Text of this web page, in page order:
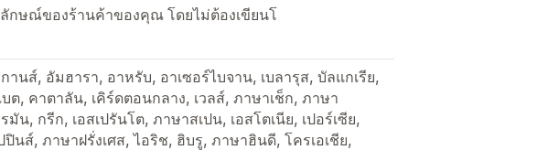
กษณ์ของร้านค้าของคุณ โดยไม่ต้องเขียนโ
นส์, อัมฮารา, อาหรับ, อาเซอร์ไบจาน, เบลารุส, บัลแกเรีย,
ต, คาตาลัน, เคิร์ดตอนกลาง, เวลส์, ภาษาเช็ก, ภาษา
มัน, กรีก, เอสเปรันโต, ภาษาสเปน, เอสโตเนีย, เปอร์เซีย,
ส์, ภาษาฝรั่งเศส, ไอริช, ฮิบรู, ภาษาฮินดี, โครเอเชีย,